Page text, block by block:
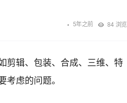
5年之前 84 浏览
剪辑、包装、合成、三维、特
虑的问题。